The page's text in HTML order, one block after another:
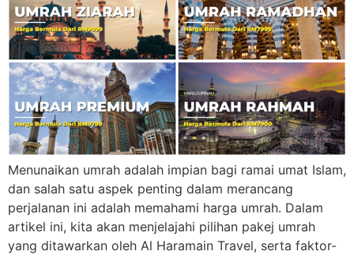
Menunaikan umrah adalah impian bagi ramai umat Islam,
dan salah satu aspek penting dalam merancang
perjalanan ini adalah memahami harga umrah. Dalam
artikel ini, kita akan menjelajahi pilihan pakej umrah
yang ditawarkan oleh Al Haramain Travel, serta faktor-